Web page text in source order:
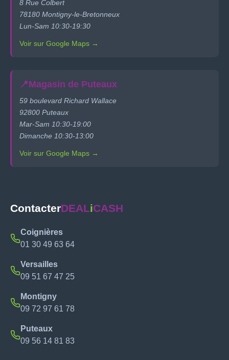
8 Rue Colbert
78180 Montigny-le-Bretonneux
Lun-Sam 10:30-19:30
Voir sur Google Maps →
📍Magasin de Puteaux
59 boulevard Richard Wallace
92800 Puteaux
Mar-Sam 10:30-19:00
Dimanche 10:30-13:00
Voir sur Google Maps →
ContacterDEALiCASH
Coignières
01 30 49 63 64
Versailles
09 51 67 47 25
Montigny
09 72 97 61 78
Puteaux
09 56 14 81 83